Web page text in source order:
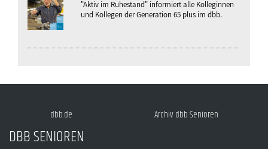
"Aktiv im Ruhestand" informiert alle Kolleginnen
und Kollegen der Generation 65 plus im dbb.
dbb.de Archiv dbb Senioren
DBB SENIOREN